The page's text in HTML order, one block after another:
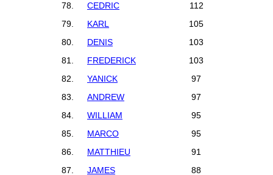
78.
CEDRIC
112
79.
KARL
105
80.
DENIS
103
81.
FREDERICK
103
82.
YANICK
97
83.
ANDREW
97
84.
WILLIAM
95
85.
MARCO
95
86.
MATTHIEU
91
87.
JAMES 88